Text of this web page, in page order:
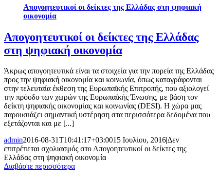
Απογοητευτικοί οι δείκτες της Ελλάδας στη ψηφιακή
οικονομία
Απογοητευτικοί οι δείκτες της Ελλάδας
στη ψηφιακή οικονομία
Άκρως απογοητευτικά είναι τα στοιχεία για την πορεία της Ελλάδας
προς την ψηφιακή οικονομία και κοινωνία, όπως καταγράφονται
στην τελευταία έκθεση της Ευρωπαϊκής Επιτροπής, που αξιολογεί
την πρόοδο των χωρών της Ευρωπαϊκής Ένωσης, με βάση τον
δείκτη ψηφιακής οικονομίας και κοινωνίας (DESI). Η χώρα μας
παρουσιάζει σημαντική υστέρηση στα περισσότερα δεδομένα που
εξετάζονται και με [...]
admin2016-08-31T10:41:17+03:0015 Ιουλίου, 2016|Δεν
επιτρέπεται σχολιασμός στο Απογοητευτικοί οι δείκτες της
Ελλάδας στη ψηφιακή οικονομία
Διαβάστε περισσότερα